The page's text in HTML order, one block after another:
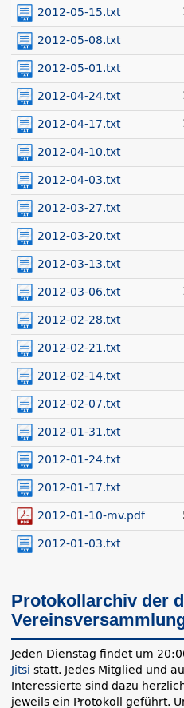
2012-05-15.txt
2012-05-08.txt
2012-05-01.txt
2012-04-24.txt
2012-04-17.txt
2012-04-10.txt
2012-04-03.txt
2012-03-27.txt
2012-03-20.txt
2012-03-13.txt
2012-03-06.txt
2012-02-28.txt
2012-02-21.txt
2012-02-14.txt
2012-02-07.txt
2012-01-31.txt
2012-01-24.txt
2012-01-17.txt
2012-01-10-mv.pdf
2012-01-03.txt
Protokollarchiv der
Jeden Dienstag findet um
Jitsi statt. Jedes Mitglied und
Interessierte sind dazu
jeweils ein Protokoll geführt.